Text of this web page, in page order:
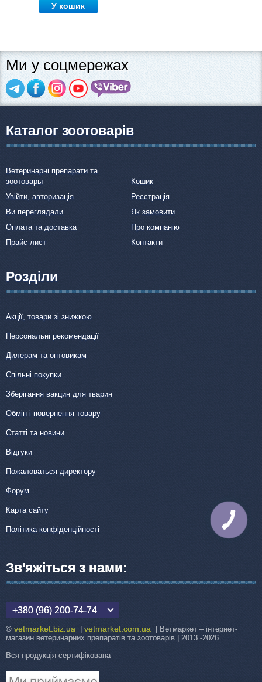
У кошик
Ми у соцмережах
Каталог зоотоварів
Ветеринарні препарати та
зоотовары
Кошик
Увійти, авторизація
Реєстрація
Ви переглядали
Як замовити
Оплата та доставка
Про компанію
Прайс-лист
Контакти
Розділи
Акції, товари зі знижкою
Персональні рекомендації
Дилерам та оптовикам
Спільні покупки
Зберігання вакцин для тварин
Обмін і повернення товару
Статті та новини
Відгуки
Пожаловаться директору
Форум
Карта сайту
Політика конфіденційності
Зв'яжіться з нами:
+380 (96) 200-74-74
© vetmarket.biz.ua vetmarket.com.ua | Ветмаркет – інтернет-
магазин ветеринарних препаратів та зоотоварів | 2013 -2026
Вся продукція сертифікована
КНОПКА
ЗВ'ЯЗКУ